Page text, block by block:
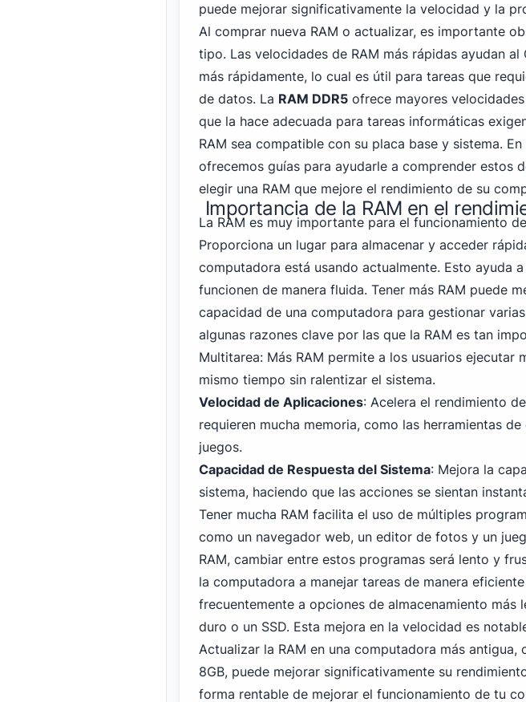
puede mejorar significativamente la velocidad y la
Al comprar nueva RAM o actualizar, es importante
tipo. Las velocidades de RAM más rápidas ayudan
más rápidamente, lo cual es útil para tareas que
de datos. La RAM DDR5 ofrece mayores
que la hace adecuada para tareas informáticas
RAM sea compatible con su placa base y sistema. En
ofrecemos guías para ayudarle a comprender estos
elegir una RAM que mejore el rendimiento de su
Importancia de la RAM en el
La RAM es muy importante para el funcionamiento
Proporciona un lugar para almacenar y acceder
computadora está usando actualmente. Esto ayuda
funcionen de manera fluida. Tener más RAM puede
capacidad de una computadora para gestionar
algunas razones clave por las que la RAM es tan
Multitarea: Más RAM permite a los usuarios ejecutar
mismo tiempo sin ralentizar el sistema.
Velocidad de Aplicaciones: Acelera el rendimiento
requieren mucha memoria, como las herramientas
juegos.
Capacidad de Respuesta del Sistema: Mejora la
sistema, haciendo que las acciones se sientan
Tener mucha RAM facilita el uso de múltiples
como un navegador web, un editor de fotos y un
RAM, cambiar entre estos programas será lento y
la computadora a manejar tareas de manera
frecuentemente a opciones de almacenamiento más
duro o un SSD. Esta mejora en la velocidad es
Actualizar la RAM en una computadora más antigua,
8GB, puede mejorar significativamente su
forma rentable de mejorar el funcionamiento de tu